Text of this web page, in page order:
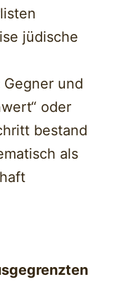
jüdische
und
oder
bestand
als